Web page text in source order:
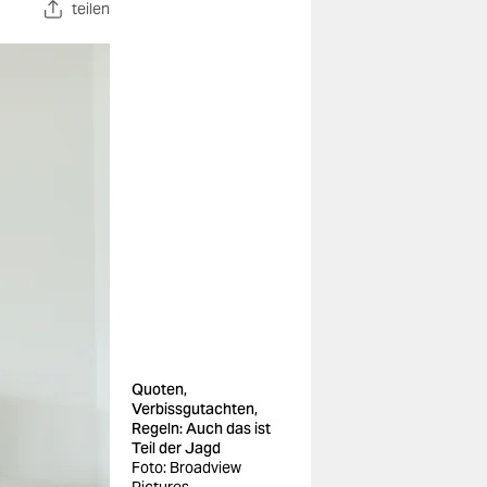
teilen
Quoten,
Verbissgutachten,
Regeln: Auch das ist
Teil der Jagd
Foto: Broadview